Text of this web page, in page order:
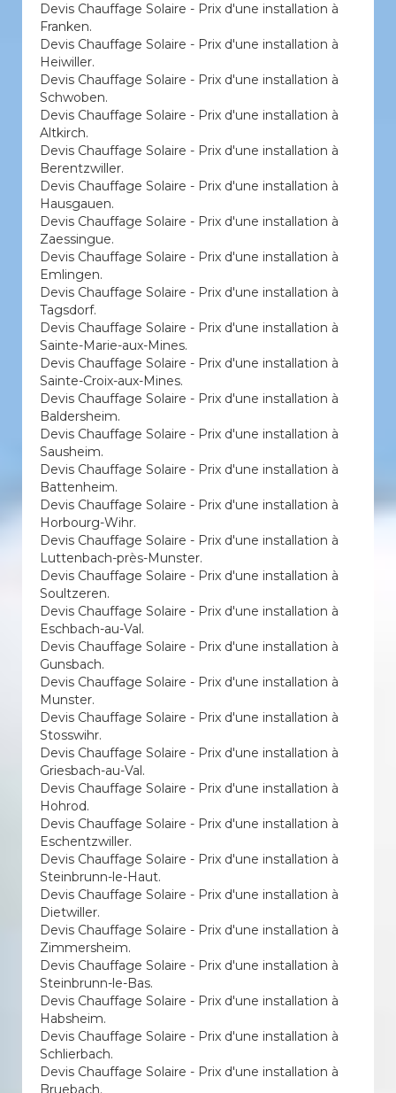
Devis Chauffage Solaire - Prix d'une installation à
Franken.
Devis Chauffage Solaire - Prix d'une installation à
Heiwiller.
Devis Chauffage Solaire - Prix d'une installation à
Schwoben.
Devis Chauffage Solaire - Prix d'une installation à
Altkirch.
Devis Chauffage Solaire - Prix d'une installation à
Berentzwiller.
Devis Chauffage Solaire - Prix d'une installation à
Hausgauen.
Devis Chauffage Solaire - Prix d'une installation à
Zaessingue.
Devis Chauffage Solaire - Prix d'une installation à
Emlingen.
Devis Chauffage Solaire - Prix d'une installation à
Tagsdorf.
Devis Chauffage Solaire - Prix d'une installation à
Sainte-Marie-aux-Mines.
Devis Chauffage Solaire - Prix d'une installation à
Sainte-Croix-aux-Mines.
Devis Chauffage Solaire - Prix d'une installation à
Baldersheim.
Devis Chauffage Solaire - Prix d'une installation à
Sausheim.
Devis Chauffage Solaire - Prix d'une installation à
Battenheim.
Devis Chauffage Solaire - Prix d'une installation à
Horbourg-Wihr.
Devis Chauffage Solaire - Prix d'une installation à
Luttenbach-près-Munster.
Devis Chauffage Solaire - Prix d'une installation à
Soultzeren.
Devis Chauffage Solaire - Prix d'une installation à
Eschbach-au-Val.
Devis Chauffage Solaire - Prix d'une installation à
Gunsbach.
Devis Chauffage Solaire - Prix d'une installation à
Munster.
Devis Chauffage Solaire - Prix d'une installation à
Stosswihr.
Devis Chauffage Solaire - Prix d'une installation à
Griesbach-au-Val.
Devis Chauffage Solaire - Prix d'une installation à
Hohrod.
Devis Chauffage Solaire - Prix d'une installation à
Eschentzwiller.
Devis Chauffage Solaire - Prix d'une installation à
Steinbrunn-le-Haut.
Devis Chauffage Solaire - Prix d'une installation à
Dietwiller.
Devis Chauffage Solaire - Prix d'une installation à
Zimmersheim.
Devis Chauffage Solaire - Prix d'une installation à
Steinbrunn-le-Bas.
Devis Chauffage Solaire - Prix d'une installation à
Habsheim.
Devis Chauffage Solaire - Prix d'une installation à
Schlierbach.
Devis Chauffage Solaire - Prix d'une installation à
Bruebach.